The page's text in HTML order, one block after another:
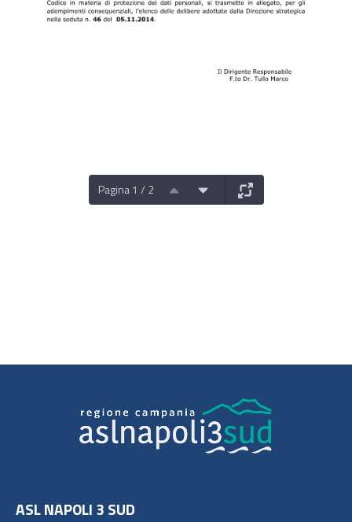
Pagina 1 / 2
ASL NAPOLI 3 SUD